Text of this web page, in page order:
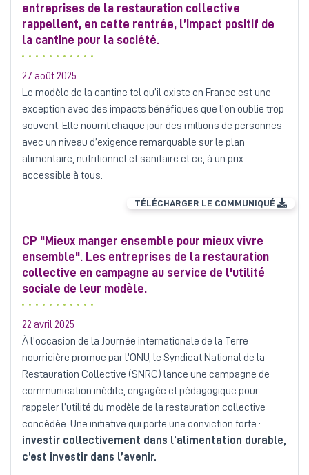
entreprises de la restauration collective
rappellent, en cette rentrée, l’impact positif de
la cantine pour la société.
27 août 2025
Le modèle de la cantine tel qu’il existe en France est une
exception avec des impacts bénéfiques que l’on oublie trop
souvent. Elle nourrit chaque jour des millions de personnes
avec un niveau d’exigence remarquable sur le plan
alimentaire, nutritionnel et sanitaire et ce, à un prix
accessible à tous.
TÉLÉCHARGER LE COMMUNIQUÉ
CP "Mieux manger ensemble pour mieux vivre
ensemble". Les entreprises de la restauration
collective en campagne au service de l'utilité
sociale de leur modèle.
22 avril 2025
À l’occasion de la Journée internationale de la Terre
nourricière promue par l’ONU, le Syndicat National de la
Restauration Collective (SNRC) lance une campagne de
communication inédite, engagée et pédagogique pour
rappeler l’utilité du modèle de la restauration collective
concédée. Une initiative qui porte une conviction forte :
investir collectivement dans l’alimentation durable,
c’est investir dans l’avenir.